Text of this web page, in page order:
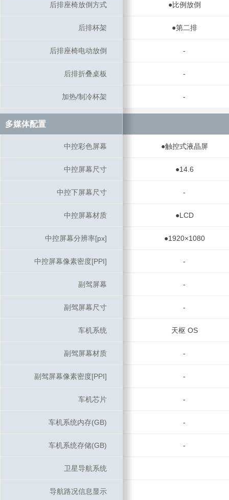
后排座椅放倒方式 ●比例放倒
后排杯架 ●第二排
后排座椅电动放倒 -
后排折叠桌板 -
加热/制冷杯架 -
多媒体配置
中控彩色屏幕 ●触控式液晶屏
中控屏幕尺寸 ●14.6
中控下屏幕尺寸 -
中控屏幕材质 ●LCD
中控屏幕分辨率[px] ●1920×1080
中控屏幕像素密度[PPI] -
副驾屏幕 -
副驾屏幕尺寸 -
车机系统 天枢 OS
副驾屏幕材质 -
副驾屏幕像素密度[PPI] -
车机芯片 -
车机系统内存(GB) -
车机系统存储(GB) -
卫星导航系统
导航路况信息显示
后排座椅放倒方式
后排杯架
后排座椅电动放倒
后排折叠桌板
加热/制冷杯架
多媒体配置
中控彩色屏幕
中控屏幕尺寸
中控下屏幕尺寸
中控屏幕材质
中控屏幕分辨率[px]
中控屏幕像素密度[PPI]
副驾屏幕
副驾屏幕尺寸
车机系统
副驾屏幕材质
副驾屏幕像素密度[PPI]
车机芯片
车机系统内存(GB)
车机系统存储(GB)
卫星导航系统
导航路况信息显示